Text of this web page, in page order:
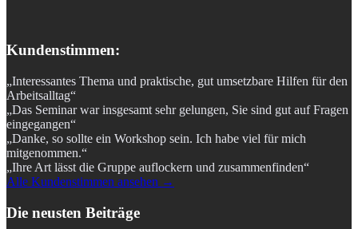
Kundenstimmen:
„Interessantes Thema und praktische, gut umsetzbare Hilfen für den
Arbeitsalltag“
„Das Seminar war insgesamt sehr gelungen, Sie sind gut auf Fragen
eingegangen“
„Danke, so sollte ein Workshop sein. Ich habe viel für mich
mitgenommen.“
„Ihre Art lässt die Gruppe auflockern und zusammenfinden“
Alle Kundenstimmen ansehen →
Die neusten Beiträge